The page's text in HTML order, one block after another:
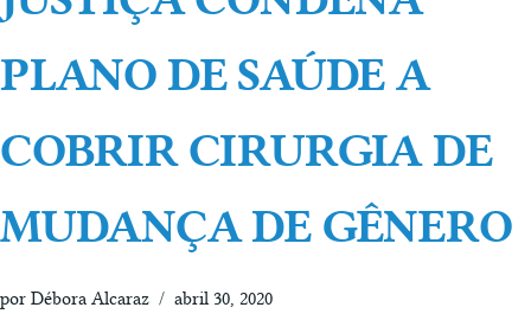
PLANO DE SAÚDE A
COBRIR CIRURGIA DE
MUDANÇA DE GÊNERO
por Débora Alcaraz abril 30, 2020